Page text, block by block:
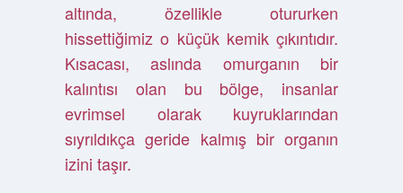
altında, özellikle otururken
hissettiğimiz o küçük kemik çıkıntıdır.
Kısacası, aslında omurganın bir
kalıntısı olan bu bölge, insanlar
evrimsel olarak kuyruklarından
sıyrıldıkça geride kalmış bir organın
izini taşır.